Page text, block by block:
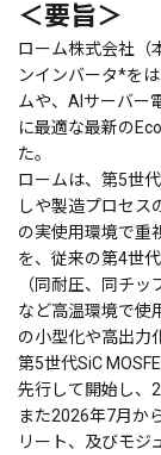
＜要旨＞
ローム株式会社（
ンインバータ*を
ムや、AIサーバー
に最適な最新の
た。
ロームは、第5世
しや製造プロセス
の実使用環境で重
を、従来の第4世
（同耐圧、同チ
など高温環境で使
の小型化や高出力
第5世代SiC
先行して開始し、
また2026年7月か
リート、及びモジ